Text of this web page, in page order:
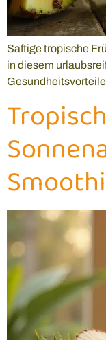
Saftige tropische
in diesem